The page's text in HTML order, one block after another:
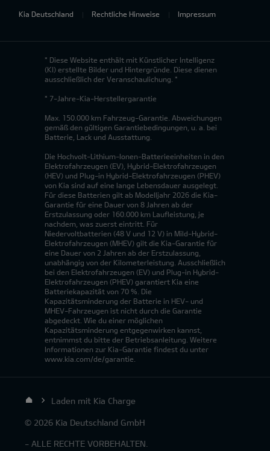
Kia Deutschland Rechtliche Hinweise Impressum
* Diese Website enthält mit Künstlicher Intelligenz
(KI) erstellte Bilder und Hintergründe. Diese dienen
ausschließlich der Veranschaulichung. *
* 7-Jahre-Kia-Herstellergarantie
Max. 150.000 km Fahrzeug-Garantie. Abweichungen
gemäß den gültigen Garantiebedingungen, u. a. bei
Batterie, Lack und Ausstattung.
Die Hochvolt-Lithium-Ionen-Batterieeinheiten in den
Elektrofahrzeugen (EV), Hybrid-Elektrofahrzeugen
(HEV) und Plug-in Hybrid-Elektrofahrzeugen (PHEV)
von Kia sind auf eine lange Lebensdauer ausgelegt.
Für diese Batterien gilt ab Modelljahr 2026 die Kia-
Garantie für eine Dauer von 8 Jahren ab der
Erstzulassung oder 160.000 km Laufleistung, je
nachdem, was zuerst eintritt. Für
Niedervoltbatterien (48 V und 12 V) in Mild-Hybrid-
Elektrofahrzeugen (MHEV) gilt die Kia-Garantie für
eine Dauer von 2 Jahren ab der Erstzulassung,
unabhängig von der Kilometerleistung. Ausschließlich
bei den Elektrofahrzeugen (EV) und Plug-in Hybrid-
Elektrofahrzeugen (PHEV) garantiert Kia eine
Batteriekapazität von 70 %. Die
Kapazitätsminderung der Batterie in HEV- und
MHEV-Fahrzeugen ist nicht durch die Garantie
abgedeckt. Wie du einer möglichen
Kapazitätsminderung entgegenwirken kannst,
entnimmst du bitte der Betriebsanleitung. Weitere
Informationen zur Kia-Garantie findest du unter
www.kia.com/de/garantie.
Laden mit Kia Charge
© 2026 Kia Deutschland GmbH
- ALLE RECHTE VORBEHALTEN.